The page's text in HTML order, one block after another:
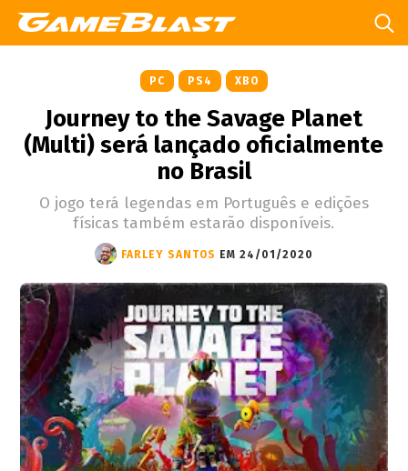
PC PS4 XBO
Journey to the Savage Planet
(Multi) será lançado oficialmente
no Brasil
O jogo terá legendas em Português e edições
físicas também estarão disponíveis.
FARLEY SANTOS EM 24/01/2020